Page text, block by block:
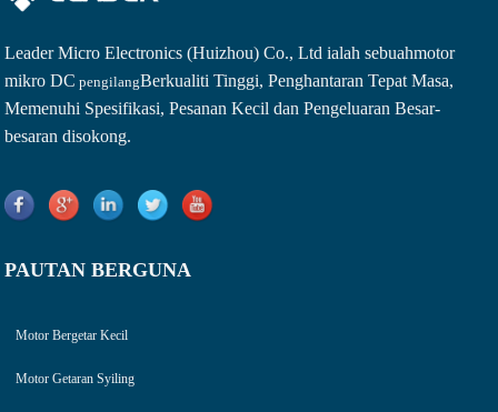
Leader Micro Electronics (Huizhou) Co., Ltd ialah sebuahmotor
mikro DC pengilangBerkualiti Tinggi, Penghantaran Tepat Masa,
Memenuhi Spesifikasi, Pesanan Kecil dan Pengeluaran Besar-
besaran disokong.
PAUTAN BERGUNA
Motor Bergetar Kecil
Motor Getaran Syiling